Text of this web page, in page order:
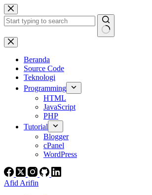
Skip
to
content
No
results
Beranda
Source Code
Teknologi
Programming
HTML
JavaScript
PHP
Tutorial
Blogger
cPanel
WordPress
Afid Arifin